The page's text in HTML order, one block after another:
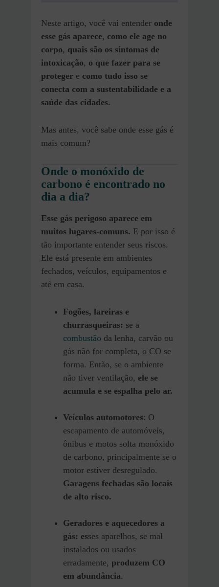
Neste artigo, você vai entender onde
esse gás aparece, como ele age no
corpo, quais são os sintomas de
intoxicação, o que fazer para se
proteger e como tudo isso se
conecta com a sustentabilidade e a
saúde das cidades.
Mas antes, você sabe onde esse gás é
mais comum?
Onde o monóxido de
carbono é encontrado no
dia a dia?
Esse gás perigoso aparece em
muitos lugares-comuns. E por isso é
tão importante entender seus riscos.
Ele está presente em ambientes
fechados, veículos, equipamentos e
até em casa.
Fogões, lareiras e
churrasqueiras: se a
combustão da lenha, carvão ou
gás não for completa, o CO se
forma. Então, se o ambiente
não tiver ventilação, ele se
acumula e se espalha pelo ar.
Veículos automotores: O
escapamento de automóveis,
ônibus e motos solta monóxido
de carbono, principalmente se o
motor estiver desregulado.
Garagens fechadas são locais
de alto risco.
Geradores e aquecedores a
gás: esses aparelhos, se mal
instalados ou usados
erradamente, produzem CO
em abundância.